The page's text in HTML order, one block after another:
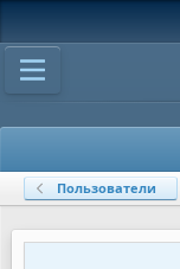
Пользователи